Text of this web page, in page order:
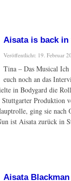
Aisata is back in
Veröffentlicht: 19. Februar
Tina – Das Musical
euch noch an das
in Bodygard die
Produktion
ging sie nach
ist Aisata zurück in
Aisata